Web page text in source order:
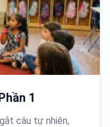
1
câu tự nhiên,